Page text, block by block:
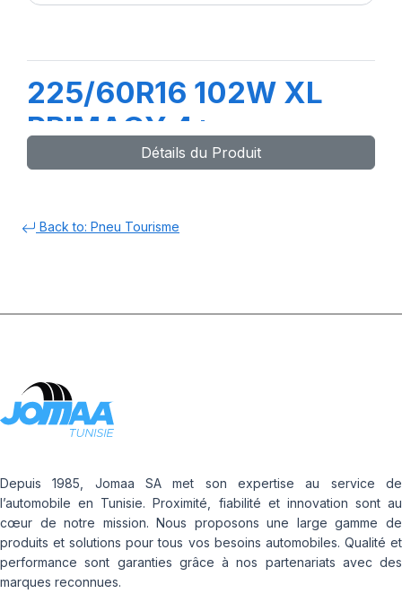
225/60R16 102W XL
PRIMACY 4+
Détails du Produit
Back to: Pneu Tourisme
Depuis 1985, Jomaa SA met son expertise au service de
l’automobile en Tunisie. Proximité, fiabilité et innovation sont au
cœur de notre mission. Nous proposons une large gamme de
produits et solutions pour tous vos besoins automobiles. Qualité et
performance sont garanties grâce à nos partenariats avec des
marques reconnues.